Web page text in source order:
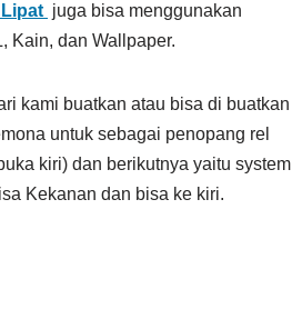
juga bisa menggunakan
Kain, dan Wallpaper.
kami buatkan atau bisa di buatkan
untuk sebagai penopang rel
kiri) dan berikutnya yaitu system
Kekanan dan bisa ke kiri.